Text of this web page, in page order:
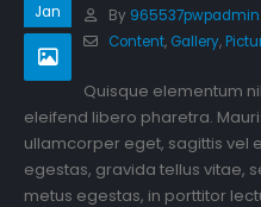
Jan By 965537pwpadmin
Content, Gallery,
Quisque elementum
eleifend libero pharetra.
ullamcorper eget, sagittis vel
egestas, gravida tellus vitae,
metus egestas, in porttitor